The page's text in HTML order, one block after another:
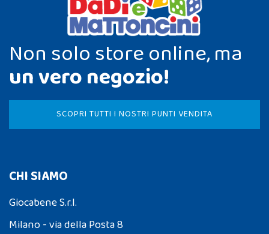
Non solo store online, ma
un vero negozio!
SCOPRI TUTTI I NOSTRI PUNTI VENDITA
CHI SIAMO
Giocabene S.r.l.
Milano - via della Posta 8